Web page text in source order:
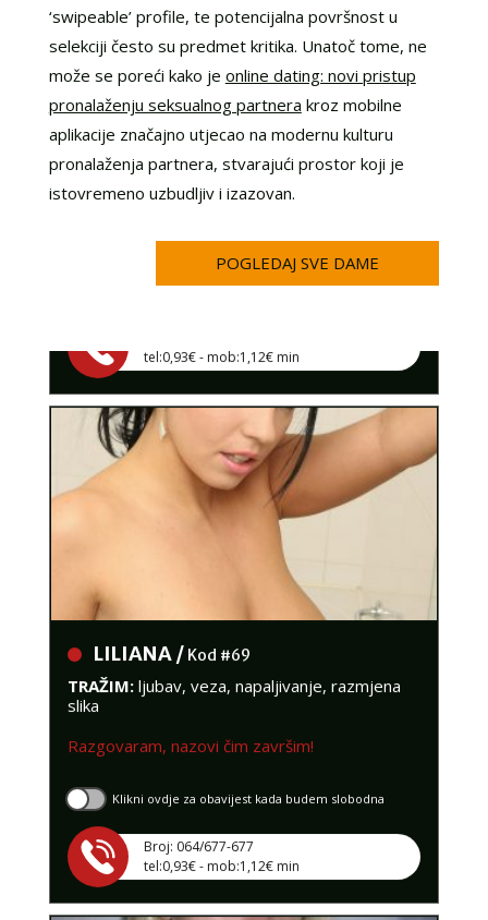
‘swipeable’ profile, te potencijalna površnost u
selekciji često su predmet kritika. Unatoč tome, ne
može se poreći kako je online dating: novi pristup
pronalaženju seksualnog partnera kroz mobilne
aplikacije značajno utjecao na modernu kulturu
pronalaženja partnera, stvarajući prostor koji je
istovremeno uzbudljiv i izazovan.
POGLEDAJ SVE DAME
LUCIJA /Kod #136
TRAŽIM:brak, veza, ljubav, avantura, seks
Klikni ovdje za obavijest kada budem slobodna
LILIANA /
TRAŽIM:ljubav, veza, napaljivanje, razmjena
slika
tel:0,93€ - mob:1,12€ min